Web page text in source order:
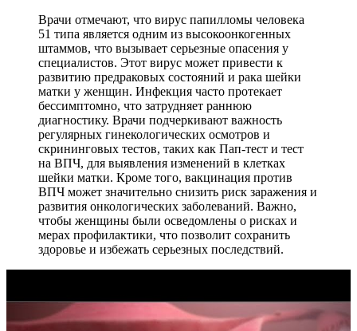
Врачи отмечают, что вирус папилломы человека
51 типа является одним из высокоонкогенных
штаммов, что вызывает серьезные опасения у
специалистов. Этот вирус может привести к
развитию предраковых состояний и рака шейки
матки у женщин. Инфекция часто протекает
бессимптомно, что затрудняет раннюю
диагностику. Врачи подчеркивают важность
регулярных гинекологических осмотров и
скрининговых тестов, таких как Пап-тест и тест
на ВПЧ, для выявления изменений в клетках
шейки матки. Кроме того, вакцинация против
ВПЧ может значительно снизить риск заражения и
развития онкологических заболеваний. Важно,
чтобы женщины были осведомлены о рисках и
мерах профилактики, что позволит сохранить
здоровье и избежать серьезных последствий.